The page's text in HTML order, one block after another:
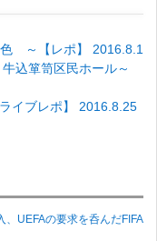
色 ～【レポ】 2016.8.1
込箪笥区民ホール～
イブレポ】 2016.8.25
、UEFAの要求を呑んだFIFA